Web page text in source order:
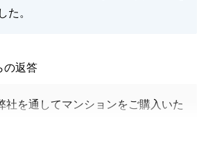
た。
の返答
社を通してマンションをご購入いた